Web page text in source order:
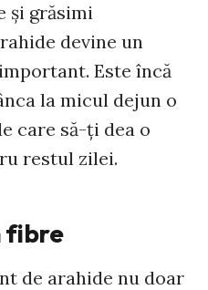
şi grăsimi
devine un
Este încă
la micul dejun o
care să-ţi dea o
restul zilei.
fibre
de arahide nu doar